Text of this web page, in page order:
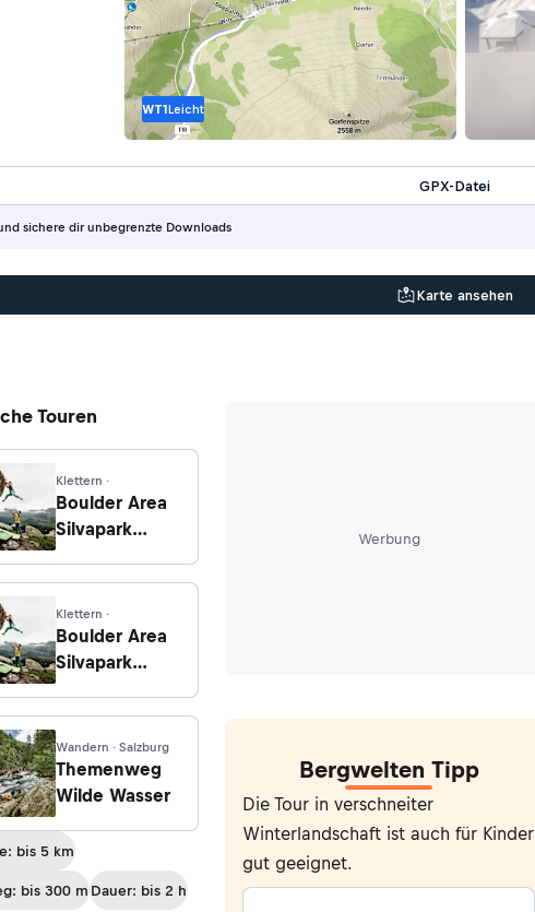
WT1Leicht
sichere dir unbegrenzte Downloads
GPX-Datei
Karte ansehen
Touren
Klettern ·
Boulder Area
Silvapark
Steinblock
Klettern ·
Boulder Area
Silvapark
Palm Beach
Wandern · Salzburg
Themenweg
Wilde Wasser
bis 5 km
bis 300 m Dauer: bis 2 h
Werbung
Bergwelten Tipp
Die Tour in verschneiter
Winterlandschaft ist auch für Kinder
gut geeignet.